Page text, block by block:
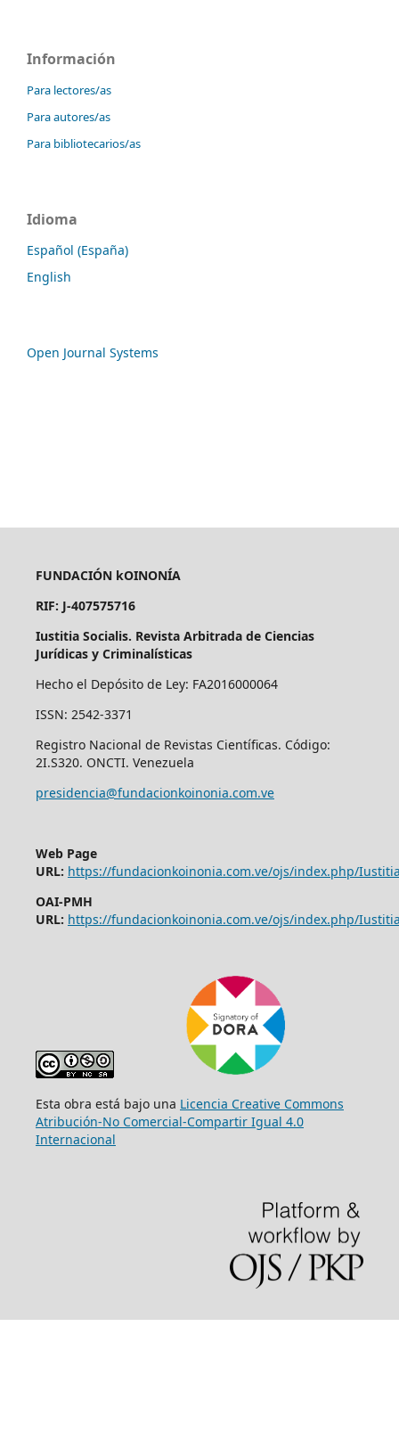
Información
Para lectores/as
Para autores/as
Para bibliotecarios/as
Idioma
Español (España)
English
Open Journal Systems
FUNDACIÓN kOINONÍA
RIF: J-407575716
Iustitia Socialis. Revista Arbitrada de Ciencias
Jurídicas y Criminalísticas
Hecho el Depósito de Ley: FA2016000064
ISSN: 2542-3371
Registro Nacional de Revistas Científicas. Código:
2I.S320. ONCTI. Venezuela
presidencia@fundacionkoinonia.com.ve
Web Page
URL: https://fundacionkoinonia.com.ve/ojs/index.php/
OAI-PMH
URL: https://fundacionkoinonia.com.ve/ojs/index.php/
Esta obra está bajo una Licencia Creative Commons
Atribución-No Comercial-Compartir Igual 4.0
Internacional